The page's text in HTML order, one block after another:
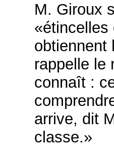
M. Giroux
«étincelles
obtiennent
rappelle le
connaît :
arrive, dit
classe.»